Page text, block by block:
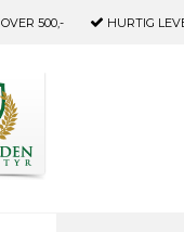
OVER 500,- HURTIG